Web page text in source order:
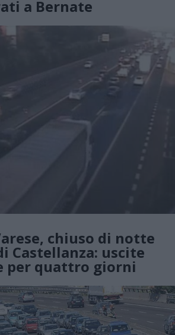
a Bernate
chiuso di notte
Castellanza: uscite
per quattro giorni